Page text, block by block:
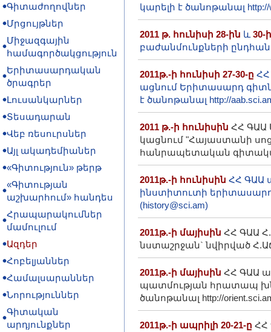
Գիտաժողովներ
Մրցույթներ
Միջազգային
համագործակցություն
Երիտասարդական
ծրագրեր
Լուսանկարներ
Տեսադարան
Վեբ ռեսուրսներ
Այլ ակադեմիաներ
«Գիտություն» թերթ
«Գիտության
աշխարհում» հանդես
Հրապարակումներ
մամուլում
Ազդեր
Հոբելյաններ
Համալսարաններ
Նորություններ
Գիտական
արդյունքներ
կարելի է ծանոթանալ http://
2011 թ. հունիսի 28-ին և 30-
բաժանմունքների
2011թ.-ի հունիսի 27-30-ը ՀՀ
ացնում Երիտասարդ
է ծանոթանալ http://
2011 թ.-ի հունիսին ՀՀ ԳԱԱ
կացնում "Հայաստանի
հանրապետական գիտական
2011թ.-ի հունիսին ՀՀ ԳԱԱ
ինստիտուտի
(history@sci.am)
2011թ.-ի մայիսին ՀՀ ԳԱԱ
նստաշրջան` նվիրված
2011թ.-ի մայիսին ՀՀ ԳԱԱ
պատմության հրատապ
ծանոթանալ http://
2011թ.-ի ապրիլի 20-21-ը ՀՀ